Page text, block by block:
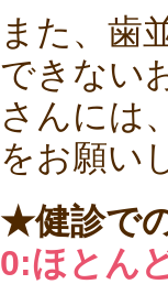
また、歯
できない
さんには
をお願い
★健診で
0:ほとん